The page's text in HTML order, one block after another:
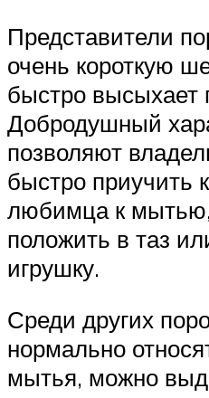
Представители
очень короткую
быстро высыхает
Добродушный
позволяют
быстро приучить
любимца к
положить в таз
игрушку.
Среди других
нормально
мытья, можно